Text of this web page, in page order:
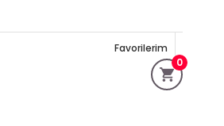
0
Favorilerim